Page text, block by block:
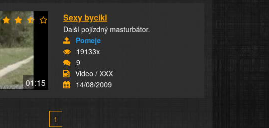
01:15
Sexy bycikl
Další pojízdný masturbátor.
Pomeje
19133x
9
Video / XXX
14/08/2009
1